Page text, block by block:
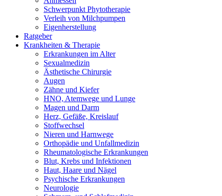
Schwerpunkt Phytotherapie
Verleih von Milchpumpen
Eigenherstellung
Ratgeber
Krankheiten & Therapie
Erkrankungen im Alter
Sexualmedizin
Ästhetische Chirurgie
Augen
Zähne und Kiefer
HNO, Atemwege und Lunge
Magen und Darm
Herz, Gefäße, Kreislauf
Stoffwechsel
Nieren und Harnwege
Orthopädie und Unfallmedizin
Rheumatologische Erkrankungen
Blut, Krebs und Infektionen
Haut, Haare und Nägel
Psychische Erkrankungen
Neurologie